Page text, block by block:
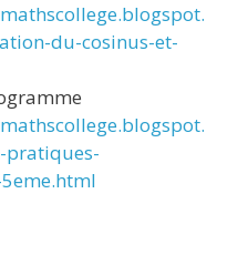
du-cosinus-et-